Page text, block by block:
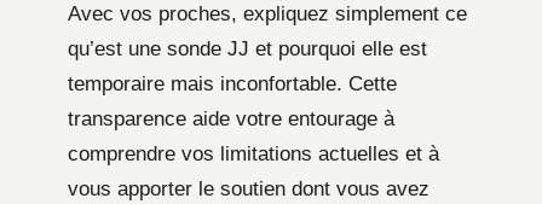
Avec vos proches, expliquez simplement ce
qu’est une sonde JJ et pourquoi elle est
temporaire mais inconfortable. Cette
transparence aide votre entourage à
comprendre vos limitations actuelles et à
vous apporter le soutien dont vous avez